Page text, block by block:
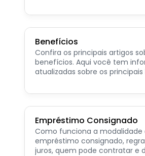
consignado privado.
Benefícios
Confira os principais artigos
benefícios. Aqui você tem informações
atualizadas sobre os
pensionista e beneficiários de
Empréstimo Consignado
Como funciona a modalidade
empréstimo consignado,
juros, quem pode contratar e